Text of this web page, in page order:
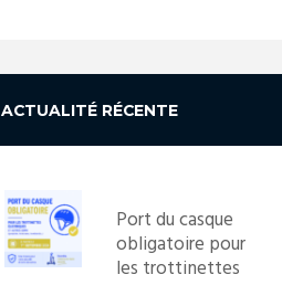
ACTUALITÉ RÉCENTE
Port du casque
obligatoire pour
les trottinettes